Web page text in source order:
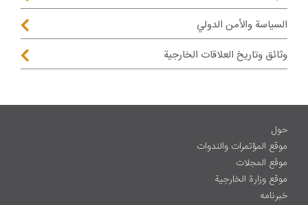
السياسة والأمن الدولي
وثائق وتاريخ العلاقات الخارجية
حول
موقع المؤتمرات والندوات
موقع المجلات
موقع وزارة الخارجية
خبرنامه